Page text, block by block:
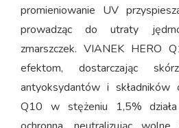
promieniowanie UV
prowadząc do utraty
zmarszczek. VIANEK HERO
efektom, dostarczając
antyoksydantów i składników
Q10 w stężeniu 1,5%